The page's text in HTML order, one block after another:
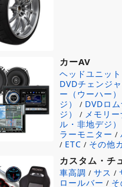
カーAV
ヘッドユニット
DVDチェンジ
ー（ウーハー）
ジ）
/ DVDロ
ジ）
/ メモリ
ル・非地デジ）
ラーモニター /
/ ETC / その他
カスタム・チ
車高調 /サス /
ロールバー /